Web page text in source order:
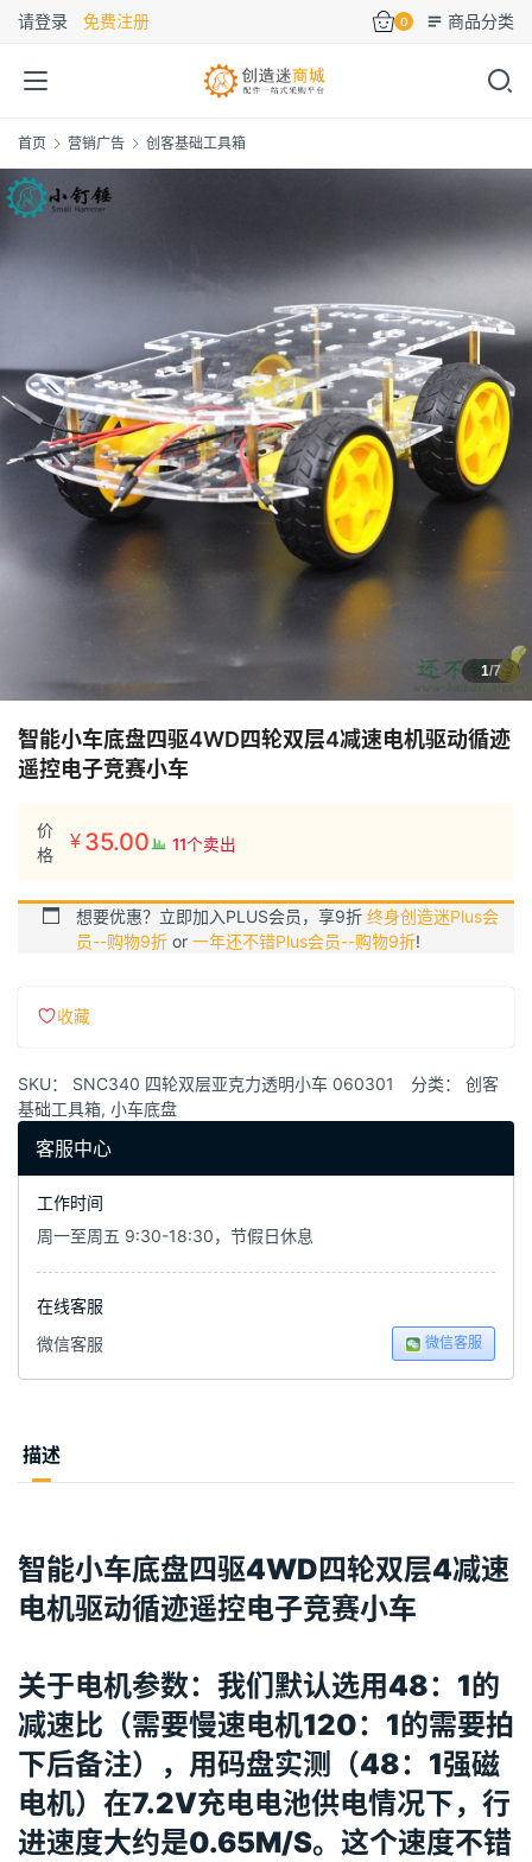
请登录 免费注册 0 商品分类
首页 营销广告 创客基础工具箱
1/7
智能小车底盘四驱4WD四轮双层4减速电机驱动循迹
遥控电子竞赛小车
价
格
¥ 35.00 11个卖出
想要优惠？立即加入PLUS会员，享9折 终身创造迷Plus会
员--购物9折 or 一年还不错Plus会员--购物9折!
收藏
SKU： SNC340 四轮双层亚克力透明小车 060301 分类： 创客
基础工具箱, 小车底盘
客服中心
工作时间
周一至周五 9:30-18:30，节假日休息
在线客服
微信客服
微信客服
描述
智能小车底盘四驱4WD四轮双层4减速
电机驱动循迹遥控电子竞赛小车
关于电机参数：我们默认选用48：1的
减速比（需要慢速电机120：1的需要拍
下后备注），用码盘实测（48：1强磁
电机）在7.2V充电电池供电情况下，行
进速度大约是0.65M/S。这个速度不错